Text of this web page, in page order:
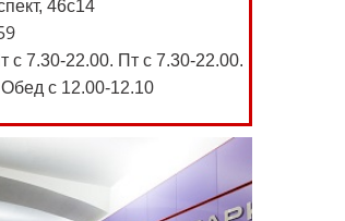
46с14
с 7.30-22.00. Пт с 7.30-22.00.
с 12.00-12.10